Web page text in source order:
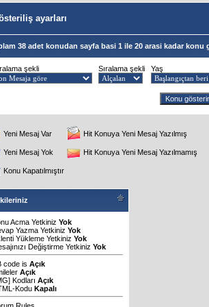
ayarları
38 adet konudan sayfa basi 1 ile 20 arasi kadar konu
şekli Sıralama şekli Yaş
Yeni Mesaj Var Hit Konuya Yeni Mesaj Yazılmış
Yeni Mesaj Yok Hit Konuya Yeni Mesaj Yazılmamış
Konu Kapatılmıştır
Acma Yetkiniz Yok
Yazma Yetkiniz Yok
Yükleme Yetkiniz Yok
Değiştirme Yetkiniz Yok
code is Açık
Açık
Kodları Açık
Kodu Kapalı